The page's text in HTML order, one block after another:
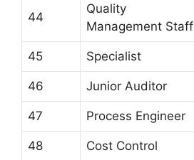
44
Quality
Management Staff
45 Specialist
46 Junior Auditor
47 Process Engineer
48 Cost Control